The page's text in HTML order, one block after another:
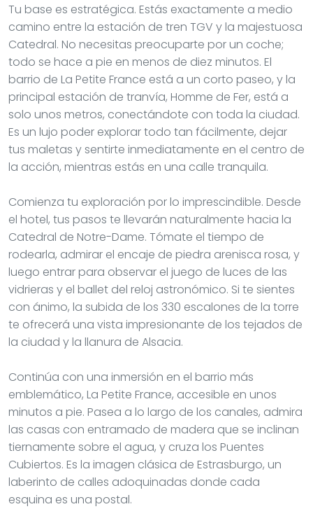
Tu base es estratégica. Estás exactamente a medio
camino entre la estación de tren TGV y la majestuosa
Catedral. No necesitas preocuparte por un coche;
todo se hace a pie en menos de diez minutos. El
barrio de La Petite France está a un corto paseo, y la
principal estación de tranvía, Homme de Fer, está a
solo unos metros, conectándote con toda la ciudad.
Es un lujo poder explorar todo tan fácilmente, dejar
tus maletas y sentirte inmediatamente en el centro de
la acción, mientras estás en una calle tranquila.
Comienza tu exploración por lo imprescindible. Desde
el hotel, tus pasos te llevarán naturalmente hacia la
Catedral de Notre-Dame. Tómate el tiempo de
rodearla, admirar el encaje de piedra arenisca rosa, y
luego entrar para observar el juego de luces de las
vidrieras y el ballet del reloj astronómico. Si te sientes
con ánimo, la subida de los 330 escalones de la torre
te ofrecerá una vista impresionante de los tejados de
la ciudad y la llanura de Alsacia.
Continúa con una inmersión en el barrio más
emblemático, La Petite France, accesible en unos
minutos a pie. Pasea a lo largo de los canales, admira
las casas con entramado de madera que se inclinan
tiernamente sobre el agua, y cruza los Puentes
Cubiertos. Es la imagen clásica de Estrasburgo, un
laberinto de calles adoquinadas donde cada
esquina es una postal.